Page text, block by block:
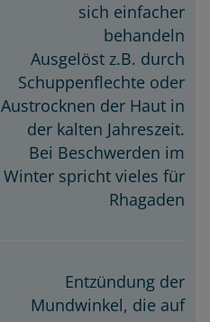
sich einfacher
behandeln
Ausgelöst z.B. durch
Schuppenflechte oder
Austrocknen der Haut in
der kalten Jahreszeit.
Bei Beschwerden im
Winter spricht vieles für
Rhagaden
Entzündung der
Mundwinkel, die auf